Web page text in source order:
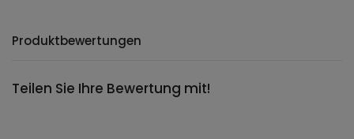
Produktbewertungen
Teilen Sie Ihre Bewertung mit!